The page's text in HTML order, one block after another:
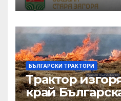
БЪЛГАРСКИ ТРАКТОРИ
Трактор
край